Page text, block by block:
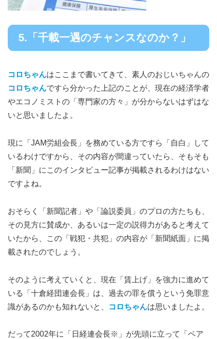
5.「千載一遇のチャンスなのか？」
コロちゃんはここまで書いてきて、素人のおじいちゃんの
コロちゃんですら分かった上記のことが、現在の経済学者
やエコノミストの「専門家の方々」が分からないはずはな
いと思いましたよ。
現に「JAM労組会長」を務めている方ですら「自白」して
いるわけですから、その内容が間違っていたら、そもそも
「新聞」にこのインタビュー記事が掲載されるわけはない
ですよね。
おそらく「新聞記者」や「論説委員」のプロの方たちも、
その見方に賛成か、あるいは一定の説得力があると考えて
いたから、この「戦犯・共犯」の内容が「新聞紙面」に掲
載されたのでしょう。
そのように考えていくと、現在「賃上げ」を強力に進めて
いる「十倉経団連会長」は、過去の罪を償うという免罪意
識があるのかも知れないと、
コロちゃんは思いましたよ。
だって2002年に「日経連会長※」が先頭に立って「ベア